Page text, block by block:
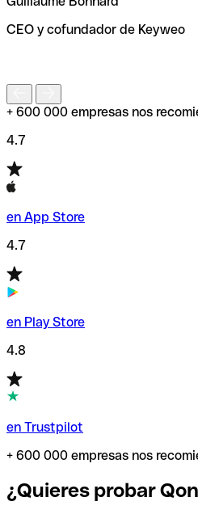
de enviar tu transferencia.
CEO y cofundador de Keyweo
+ 600 000 empresas nos
4.7
en App Store
4.7
en Play Store
4.8
en Trustpilot
+ 600 000 empresas nos
¿Quieres probar